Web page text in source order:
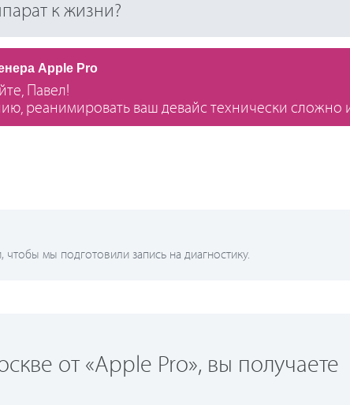
к жизни?
Apple Pro
Павел!
реанимировать ваш девайс технически сложно
мы подготовили запись на диагностику.
от «Apple Pro», вы получаете